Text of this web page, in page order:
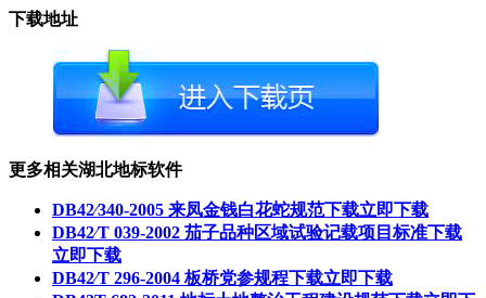
下载地址
更多相关湖北地标软件
DB42∕340-2005 来凤金钱白花蛇规范下载立即下载
DB42∕T 039-2002 茄子品种区域试验记载项目标准下载
立即下载
DB42∕T 296-2004 板桥党参规程下载立即下载